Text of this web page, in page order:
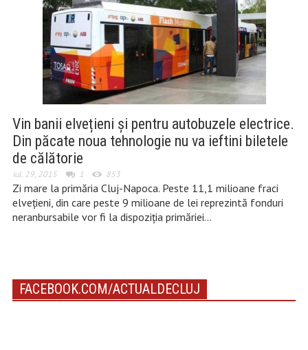
Vin banii elvețieni și pentru autobuzele electrice.
Din păcate noua tehnologie nu va ieftini biletele
de călătorie
iul. 29, 2015 1 853
Zi mare la primăria Cluj-Napoca. Peste 11,1 milioane fraci
elvețieni, din care peste 9 milioane de lei reprezintă fonduri
neranbursabile vor fi la dispoziția primăriei…
FACEBOOK.COM/ACTUALDECLUJ